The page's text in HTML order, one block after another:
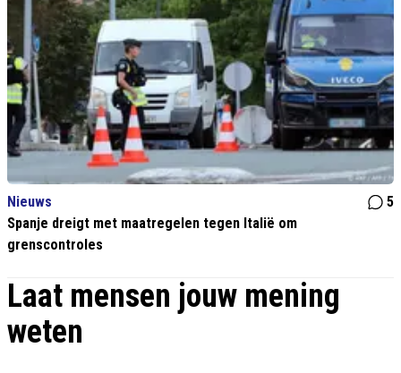
Nieuws
5
Spanje dreigt met maatregelen tegen Italië om
grenscontroles
Laat mensen jouw mening
weten